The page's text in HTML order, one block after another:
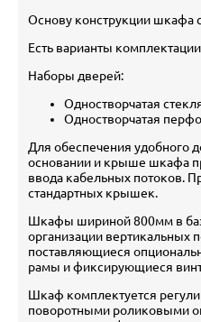
Основу конструкции шкафа
Есть варианты
Наборы дверей:
Одностворчатая
Одностворчатая
Для обеспечения удобного
основании и крыше шкафа
ввода кабельных потоков.
стандартных крышек.
Шкафы шириной 800мм в
организации вертикальных
поставляющиеся
рамы и фиксирующиеся
Шкаф комплектуется
поворотными роликовыми